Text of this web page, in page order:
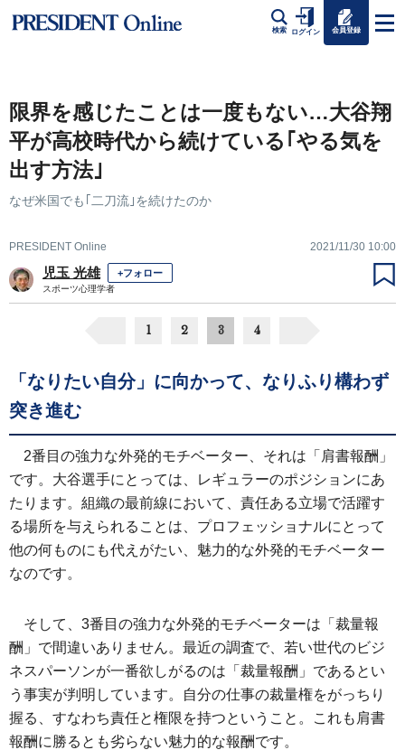
検索 ログイン 会員登録
限界を感じたことは一度もない…大谷翔
平が高校時代から続けている｢やる気を
出す方法｣
なぜ米国でも｢二刀流｣を続けたのか
PRESIDENT Online 2021/11/30 10:00
児玉 光雄 +フォロー
スポーツ心理学者
1 2 3 4
「なりたい自分」に向かって、なりふり構わず
突き進む
2番目の強力な外発的モチベーター、それは「肩書報酬」
です。大谷選手にとっては、レギュラーのポジションにあ
たります。組織の最前線において、責任ある立場で活躍す
る場所を与えられることは、プロフェッショナルにとって
他の何ものにも代えがたい、魅力的な外発的モチベーター
なのです。
そして、3番目の強力な外発的モチベーターは「裁量報
酬」で間違いありません。最近の調査で、若い世代のビジ
ネスパーソンが一番欲しがるのは「裁量報酬」であるとい
う事実が判明しています。自分の仕事の裁量権をがっちり
握る、すなわち責任と権限を持つということ。これも肩書
報酬に勝るとも劣らない魅力的な報酬です。